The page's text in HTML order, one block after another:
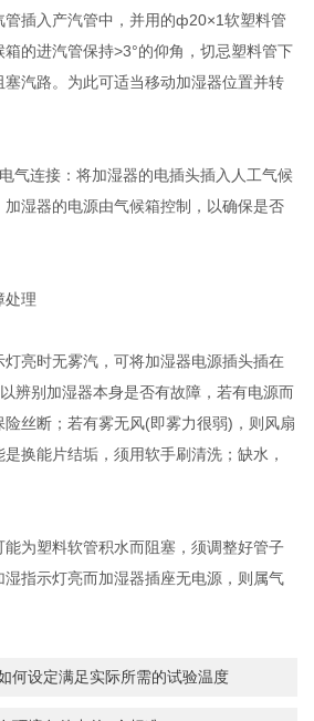
管插入产汽管中，并用的ф20×1软塑料管
的进汽管保持>3°的仰角，切忌塑料管下
汽路。为此可适当移动加湿器位置并转
连接：将加湿器的电插头插入人工气候
湿器的电源由气候箱控制，以确保是否
处理
亮时无雾汽，可将加湿器电源插头插在
辨别加湿器本身是否有故障，若有电源而
丝断；若有雾无风(即雾力很弱)，则风扇
换能片结垢，须用软手刷清洗；缺水，
为塑料软管积水而阻塞，须调整好管子
指示灯亮而加湿器插座无电源，则属气
何设定满足实际所需的试验温度